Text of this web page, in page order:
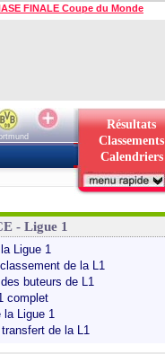
FINALE Coupe du Monde
Résultats
Classements
Calendriers
- Ligue 1
Ligue 1
de la L1
buteurs de L1
complet
la Ligue 1
de la L1